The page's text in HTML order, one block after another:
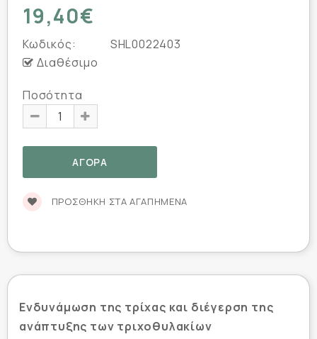
19,40€
Κωδικός:
SHL0022403
Διαθέσιμο
Ποσότητα
ΠΡΟΣΘΉΚΗ ΣΤΑ ΑΓΑΠΗΜΈΝΑ
Ενδυνάμωση της τρίχας και διέγερση της
ανάπτυξης των τριχοθυλακίων